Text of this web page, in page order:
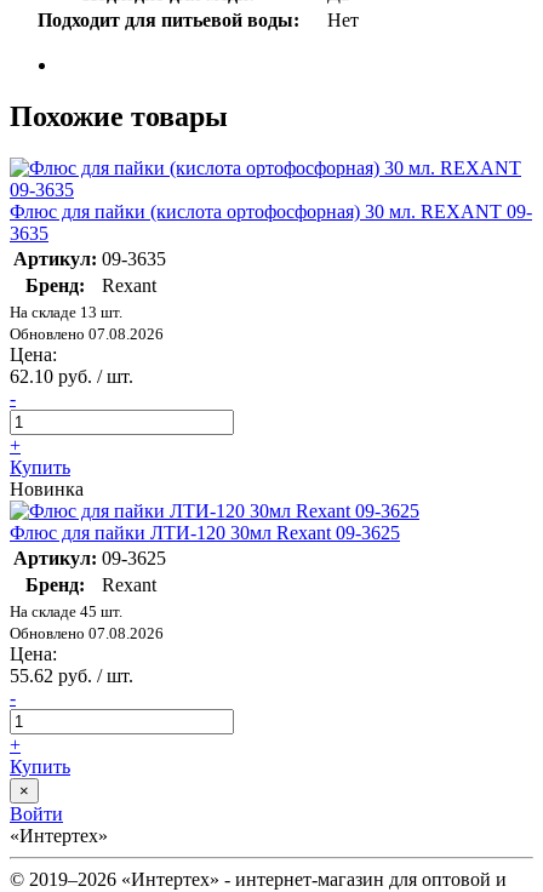
Подходит для питьевой воды:
Нет
Похожие товары
Флюс для пайки (кислота ортофосфорная) 30 мл. REXANT 09-
3635
Артикул: 09-3635
Бренд:
Rexant
На складе 13 шт.
Обновлено 07.08.2026
Цена:
62.10 руб. / шт.
-
+
Купить
Новинка
Флюс для пайки ЛТИ-120 30мл Rexant 09-3625
Артикул: 09-3625
Бренд:
Rexant
На складе 45 шт.
Обновлено 07.08.2026
Цена:
55.62 руб. / шт.
-
+
Купить
×
Войти
«Интертех»
© 2019–2026 «Интертех» - интернет-магазин для оптовой и